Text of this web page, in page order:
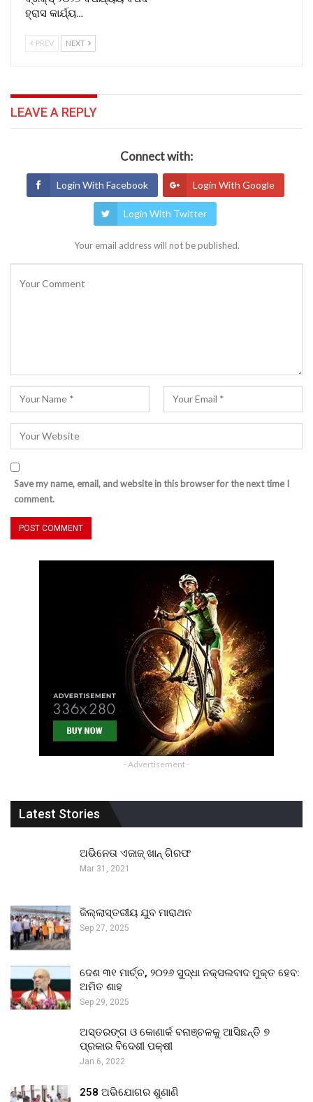
ହ୍ରାସ କାର୍ଯ୍ୟ…
PREV NEXT
LEAVE A REPLY
Connect with:
Login With Facebook Login With Google
Login With Twitter
Your email address will not be published.
Save my name, email, and website in this browser for the next time I
comment.
- Advertisement -
Latest Stories
ଅଭିନେତା ଏଜାଜ୍ ଖାନ୍ ଗିରଫ
Mar 31, 2021
ଜିଲ୍ଲାସ୍ତରୀୟ ଯୁବ ମାରାଥନ
Sep 27, 2025
ଦେଶ ୩୧ ମାର୍ଚ୍ଚ, ୨୦୨୬ ସୁଦ୍ଧା ନକ୍ସଲବାଦ ମୁକ୍ତ ହେବ:
ଅମିତ ଶାହ
Sep 29, 2025
ଅସ୍ତରଙ୍ଗ ଓ କୋଣାର୍କ ବନାଞ୍ଚଳକୁ ଆସିଛନ୍ତି ୭
ପ୍ରକାର ବିଦେଶୀ ପକ୍ଷୀ
Jan 6, 2022
258 ଅଭିଯୋଗର ଶୁଣାଣି